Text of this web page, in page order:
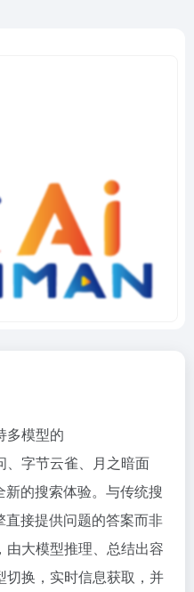
多模型的
、字节云雀、月之暗面
的搜索体验。与传统搜
接提供问题的答案而非
大模型推理、总结出容
切换，实时信息获取，并